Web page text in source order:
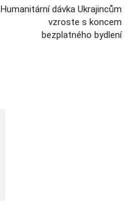
Humanitární dávka Ukrajincům
vzroste s koncem
bezplatného bydlení